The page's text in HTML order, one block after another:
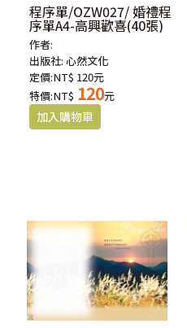
程序單/OZW027/ 婚禮程
序單A4-高興歡喜(40張)
作者:
出版社:心然文化
定價:NT$ 120元
特價:NT$ 120元